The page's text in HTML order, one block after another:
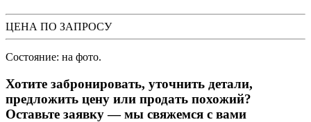
ЦЕНА ПО ЗАПРОСУ
Состояние: на фото.
Хотите забронировать, уточнить детали,
предложить цену или продать похожий?
Оставьте заявку — мы свяжемся с вами